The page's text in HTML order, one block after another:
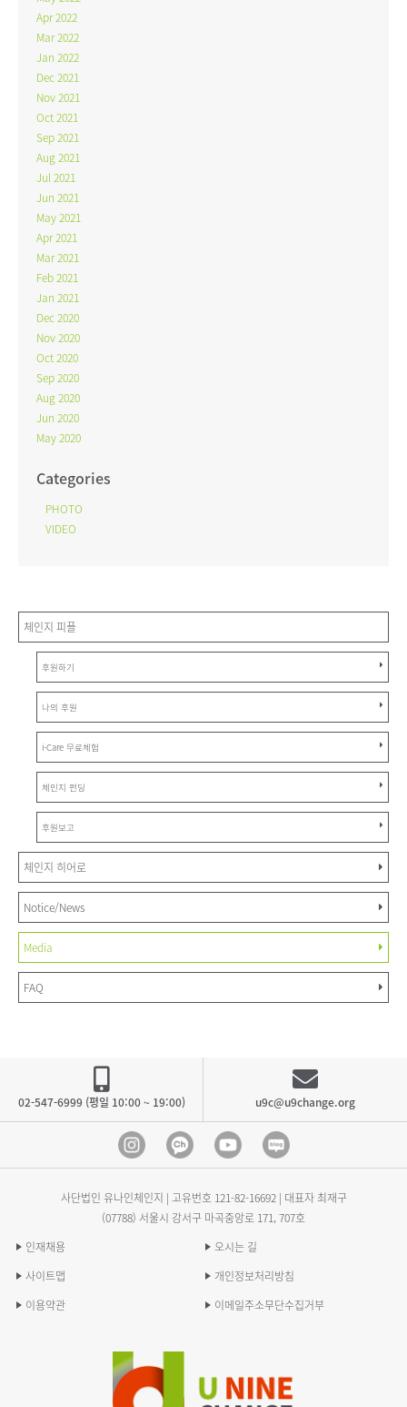
Apr 2022
Mar 2022
Jan 2022
Dec 2021
Nov 2021
Oct 2021
Sep 2021
Aug 2021
Jul 2021
Jun 2021
May 2021
Apr 2021
Mar 2021
Feb 2021
Jan 2021
Dec 2020
Nov 2020
Oct 2020
Sep 2020
Aug 2020
Jun 2020
May 2020
Categories
PHOTO
VIDEO
체인지 피플
후원하기
나의 후원
i-Care 무료체험
체인지 펀딩
후원보고
체인지 히어로
Notice/News
Media
FAQ
02-547-6999 (평일 10:00 ~ 19:00) u9c@u9change.org
InstagramKakao Channel
Youtube blog
사단법인 유나인체인지 | 고유번호 121-82-16692| 대표자 최재구
(07788) 서울시 강서구 마곡중앙로 171, 707호
인재채용
오시는 길
사이트맵
개인정보처리방침
이용약관
이메일주소무단수집거부